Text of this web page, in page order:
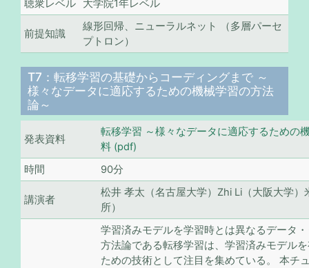
聴衆レベル
大学院1年レベル
前提知識
線形回帰、ニューラルネット （多層パーセ
プトロン）
T7：転移学習の基礎からコーディングまで ～
様々なデータに適応するための機械学習の方法
論～
発表資料
転移学習 ～様々なデータに適応するための
料 (pdf)
時間
90分
講演者
松井 孝太（名古屋大学）Zhi Li（大阪大学
所）
学習済みモデルを学習時とは異なるデータ
方法論である転移学習は、学習済みモデル
ための技術として注目を集めている。 本チ